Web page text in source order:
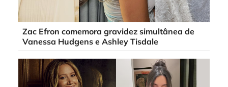
Zac Efron comemora gravidez simultânea de
Vanessa Hudgens e Ashley Tisdale